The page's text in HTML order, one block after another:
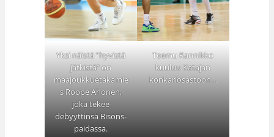
Yksi näistä ”hyvistä
jätkistä” on
maajoukkuetakamie
s Roope Ahonen,
joka tekee
debyyttinsä Bisons-
paidassa.
Teemu Rannikko
kuuluu Katajan
konkariosastoon…